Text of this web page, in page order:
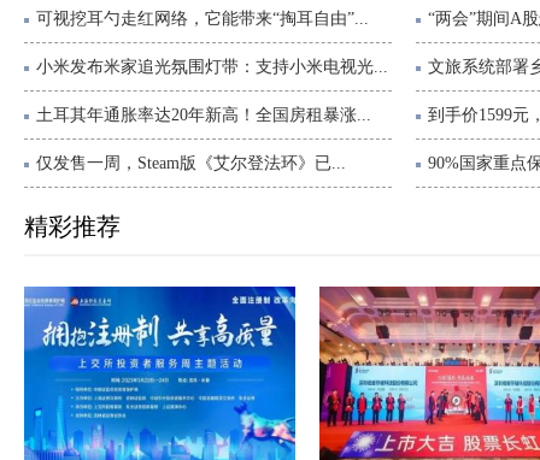
可视挖耳勺走红网络，它能带来“掏耳自由”... “两会”期间A
小米发布米家追光氛围灯带：支持小米电视光... 文旅系统部署
土耳其年通胀率达20年新高！全国房租暴涨... 到手价1599元
仅发售一周，Steam版《艾尔登法环》已... 90%国家重点
精彩推荐